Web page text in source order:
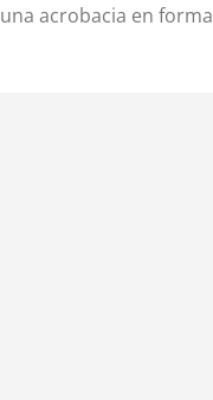
acrobacia en forma